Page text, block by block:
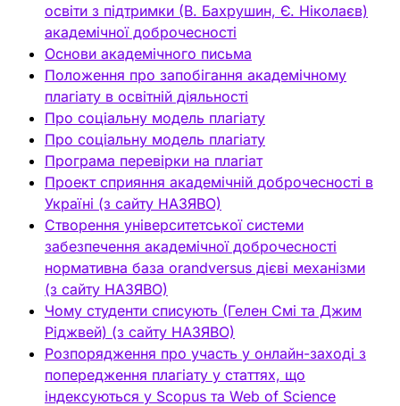
освіти з підтримки (В. Бахрушин, Є. Ніколаєв)
академічної доброчесності
Основи академічного письма
Положення про запобігання академічному
плагіату в освітній діяльності
Про соціальну модель плагіату
Про соціальну модель плагіату
Програма перевірки на плагіат
Проект сприяння академічній доброчесності в
Україні (з сайту НАЗЯВО)
Створення університетської системи
забезпечення академічної доброчесності
нормативна база orandversus дієві механізми
(з сайту НАЗЯВО)
Чому студенти списують (Гелен Смі та Джим
Ріджвей) (з сайту НАЗЯВО)
Розпорядження про участь у онлайн-заході з
попередження плагіату у статтях, що
індексуються у Scopus та Web of Science